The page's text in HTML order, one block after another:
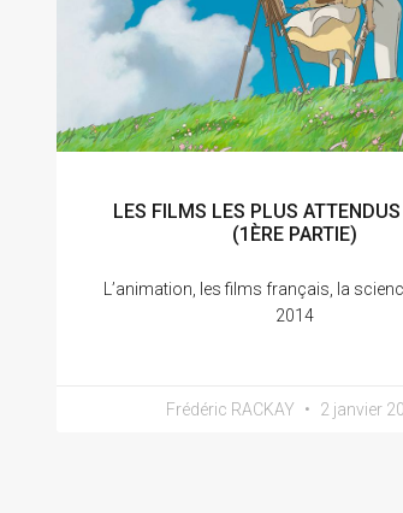
LES FILMS LES PLUS
(1ÈRE PARTIE)
L’animation, les films français, la
2014
Frédéric RACKAY 2 janvier